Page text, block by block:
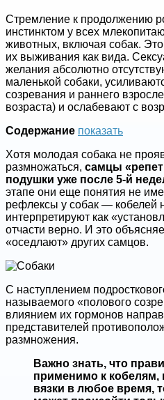
Стремление к продолжению
инстинктом у всех
животных, включая собак.
их выживания как вида.
желания абсолютно
маленькой собаки,
созревания и раннего
возраста) и ослабевают с
Содержание показать
Хотя молодая собака не
размножаться, самцы
подушки уже после 5-й
этапе они еще понятия не
рефлексы у собак — кобелей
интерпретируют как
отчасти верно. И это
«оседлают» других самцов.
С наступлением
называемого «полового
влиянием их гормонов
представителей
размножения.
Важно знать, что
применимо к кобелям,
вязки в любое время,